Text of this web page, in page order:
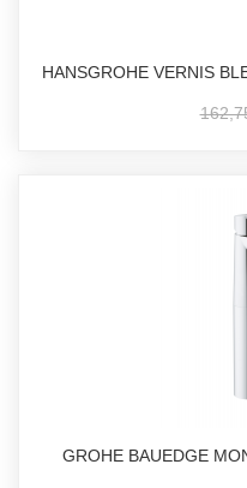
HANSGROHE VERNIS
GROHE BAUEDGE